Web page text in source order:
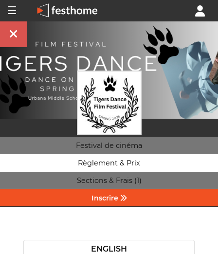
Festival de cinéma
Règlement & Prix
Sections & Frais (1)
Inscrire
ENGLISH